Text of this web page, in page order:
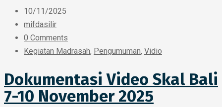
10/11/2025
mifdasilir
0 Comments
Kegiatan Madrasah, Pengumuman, Vidio
Dokumentasi Video Skal Bali
7-10 November 2025